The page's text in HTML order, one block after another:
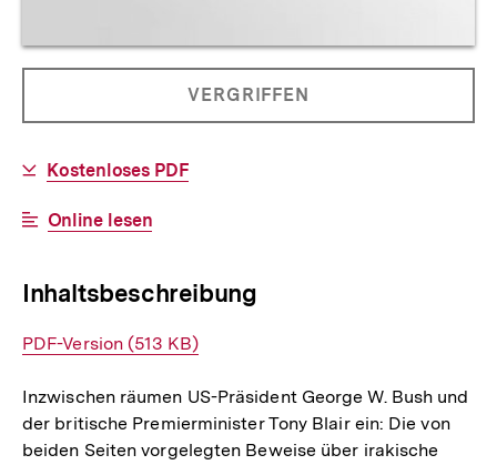
PRODUKT
NICHT
VERGRIFFEN
Download-
Kostenloses PDF
Interner
Online lesen
Inhaltsbeschreibung
Interner
PDF-Version (513 KB)
Inzwischen räumen US-Präsident George W. Bush und
der britische Premierminister Tony Blair ein: Die von
beiden Seiten vorgelegten Beweise über irakische